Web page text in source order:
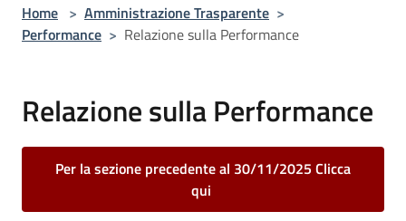
Home > Amministrazione Trasparente >
Performance > Relazione sulla Performance
Relazione sulla Performance
Per la sezione precedente al 30/11/2025 Clicca
qui